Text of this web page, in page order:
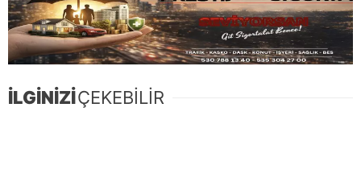
İLGİNİZİÇEKEBİLİR